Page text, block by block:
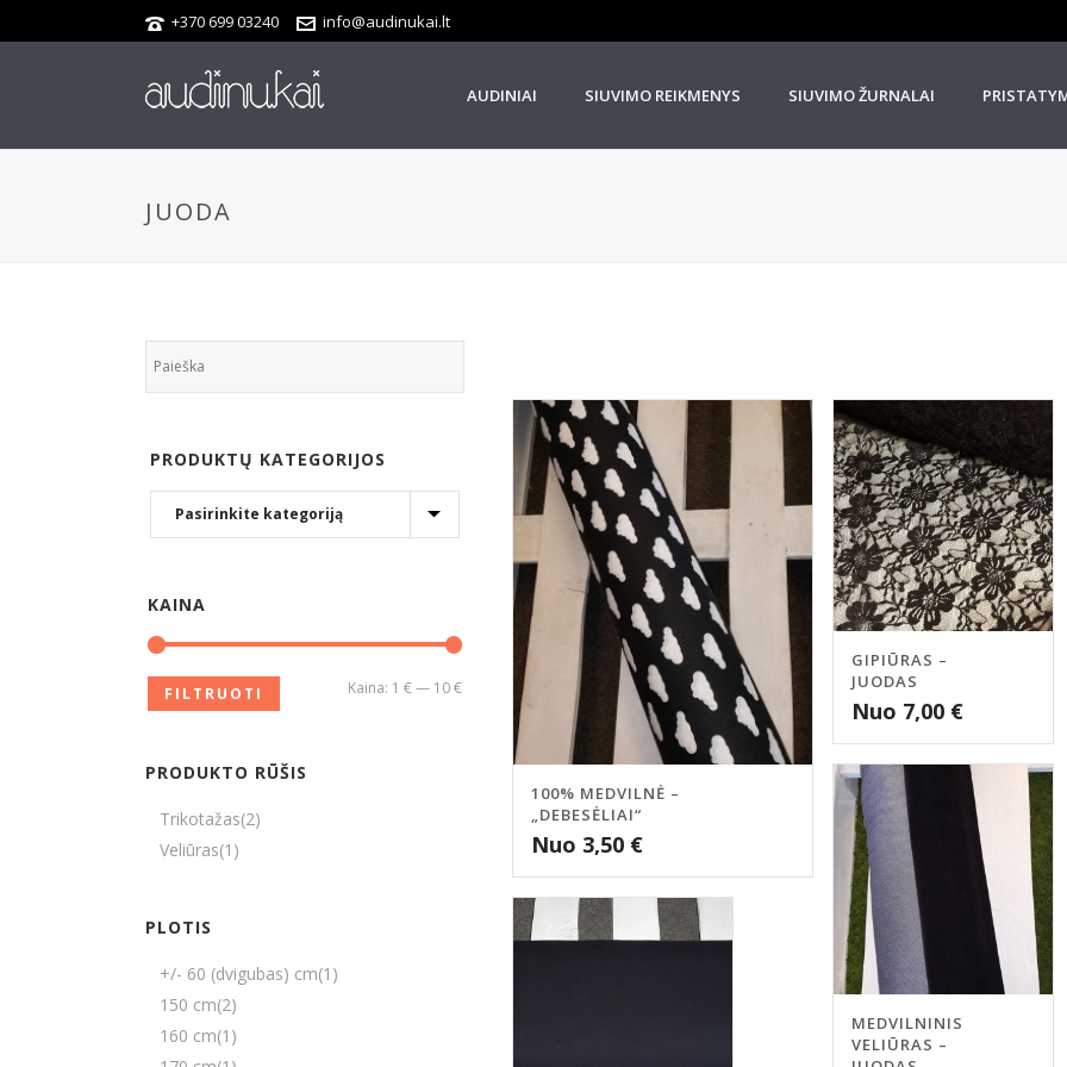
+370 699 03240 info@audinukai.lt
AUDINIAI SIUVIMO REIKMENYS SIUVIMO ŽURNALAI
JUODA
100% MEDVILNĖ –
„DEBESĖLIAI“
Nuo 3,50 €
GIPIŪRAS –
JUODAS
Nuo 7,00 €
MEDVILNINIS
VELIŪRAS –
PRODUKTŲ KATEGORIJOS
KAINA
FILTRUOTI Kaina: 1 €— 10 €
PRODUKTO RŪŠIS
Trikotažas(2)
Veliūras(1)
PLOTIS
+/- 60 (dvigubas) cm(1)
150 cm(2)
160 cm(1)